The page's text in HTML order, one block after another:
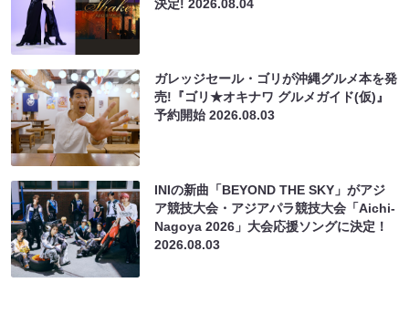
決定!2026.08.04
ガレッジセール・ゴリが沖縄グルメ本を発
売!『ゴリ★オキナワ グルメガイド(仮)』
予約開始2026.08.03
INIの新曲「BEYOND THE SKY」がアジ
ア競技大会・アジアパラ競技大会「Aichi-
Nagoya 2026」大会応援ソングに決定！
2026.08.03